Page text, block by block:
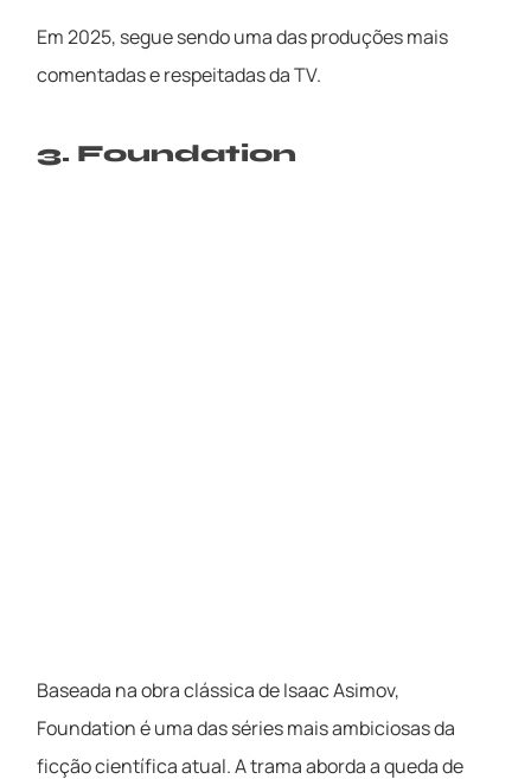
Em 2025, segue sendo uma das produções mais
comentadas e respeitadas da TV.
3. Foundation
Baseada na obra clássica de Isaac Asimov,
Foundation é uma das séries mais ambiciosas da
ficção científica atual. A trama aborda a queda de